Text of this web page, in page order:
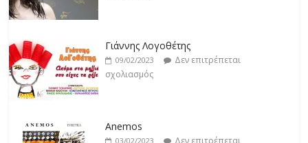
Γιάννης Λογοθέτης
09/02/2023
Δεν επιτρέπεται
σχολιασμός
Anemos
03/02/2023
Δεν επιτρέπεται